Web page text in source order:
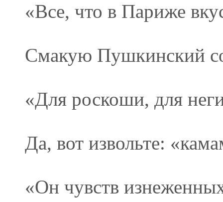
«Все, что в Париже
Смакую Пушкинский
«Для роскоши, для
Да, вот извольте:
«Он чувств